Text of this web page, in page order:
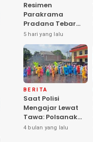
Resimen
Parakrama
Pradana Tebar
Kepedulian di
Panti Asuhan
Griya Balita SYD,
Peluk Hangat
Balita Terlantar
“POLRI Hadir
Dengan Hati”
5 hari yang lalu
BERITA
Saat Polisi
Mengajar Lewat
Tawa: Polsanak
Pasuruan Sentuh
4 bulan yang lalu